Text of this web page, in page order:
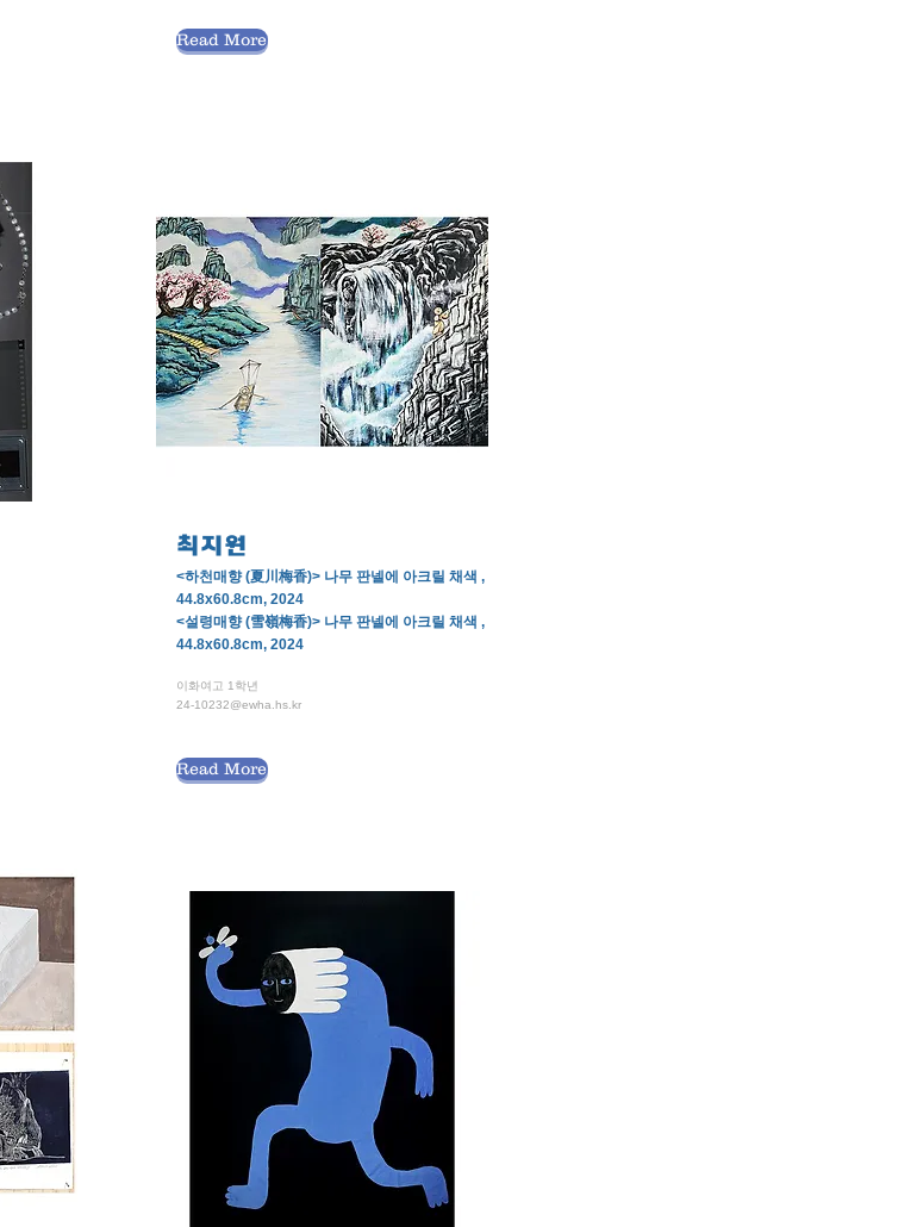
Read More
최지원
<하천매향 (夏川梅香)> 나무 판넬에 아크릴 채색 ,
44.8x60.8cm, 2024
<설령매향 (雪嶺梅香)> 나무 판넬에 아크릴 채색 ,
44.8x60.8cm, 2024
이화여고 1학년
24-10232@ewha.hs.kr
Read More